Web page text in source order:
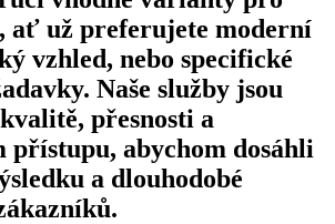
ať už preferujete moderní
vzhled, nebo specifické
Naše služby jsou
přesnosti a
abychom dosáhli
a dlouhodobé